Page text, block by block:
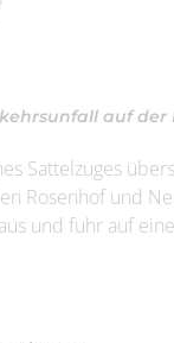
auf der
Sattelzuges
Rosenhof und
und fuhr auf